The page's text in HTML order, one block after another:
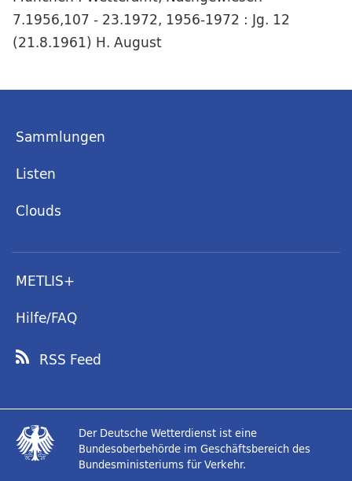
7.1956,107 - 23.1972, 1956-1972 : Jg. 12
(21.8.1961) H. August
Sammlungen
Listen
Clouds
METLIS+
Hilfe/FAQ
RSS Feed
Der Deutsche Wetterdienst ist eine
Bundesoberbehörde im Geschäftsbereich des
Bundesministeriums für Verkehr.